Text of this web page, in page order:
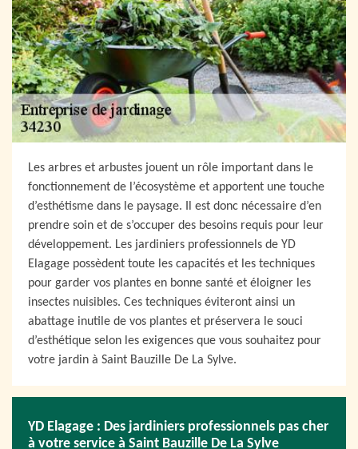
Les arbres et arbustes jouent un rôle important dans le
fonctionnement de l’écosystème et apportent une touche
d’esthétisme dans le paysage. Il est donc nécessaire d’en
prendre soin et de s’occuper des besoins requis pour leur
développement. Les jardiniers professionnels de YD
Elagage possèdent toute les capacités et les techniques
pour garder vos plantes en bonne santé et éloigner les
insectes nuisibles. Ces techniques éviteront ainsi un
abattage inutile de vos plantes et préservera le souci
d’esthétique selon les exigences que vous souhaitez pour
votre jardin à Saint Bauzille De La Sylve.
YD Elagage : Des jardiniers professionnels pas cher
à votre service à Saint Bauzille De La Sylve